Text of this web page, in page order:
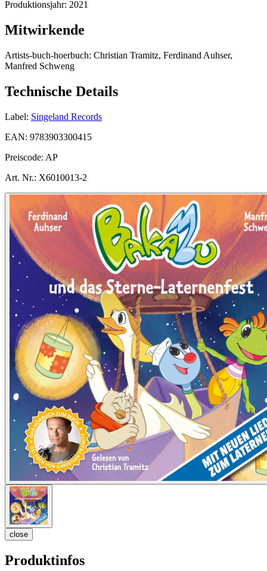
Produktionsjahr: 2021
Mitwirkende
Artists-buch-hoerbuch: Christian Tramitz, Ferdinand Auhser,
Manfred Schweng
Technische Details
Label: Singeland Records
EAN: 9783903300415
Preiscode: AP
Art. Nr.: X6010013-2
close
Produktinfos